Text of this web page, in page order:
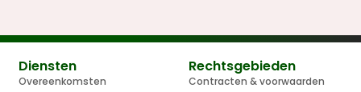
Diensten
Overeenkomsten
Rechtsgebieden
Contracten & voorwaarden